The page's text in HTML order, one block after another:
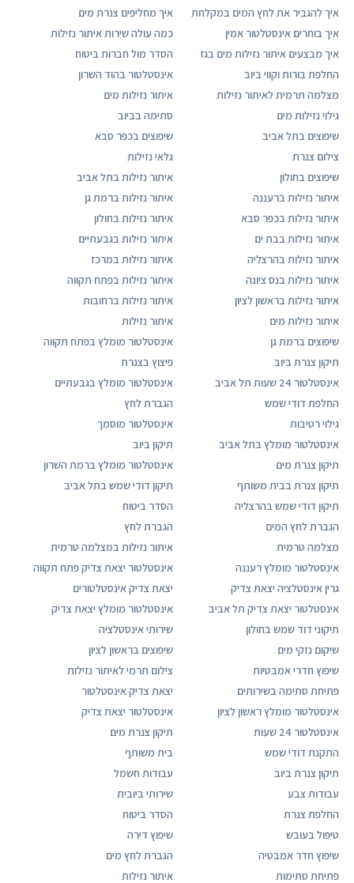
איך להגביר את לחץ המים במקלחת
איך מחליפים צנרת מים
איך בוחרים אינסטלטור אמין
כמה עולה שירות איתור נזילות
איך מבצעים איתור נזילות מים בגז
הסדר מול חברות ביטוח
החלפת בורות וקווי ביוב
אינסטלטור בהוד השרון
מצלמה תרמית לאיתור נזילות
איתור נזילות מים
גילוי נזילות מים
סתימה בביוב
שיפוצים בתל אביב
שיפוצים בכפר סבא
צילום צנרת
גלאי נזילות
שיפוצים בחולון
איתור נזילות בתל אביב
איתור נזילות ברעננה
איתור נזילות ברמת גן
איתור נזילות בכפר סבא
איתור נזילות בחולון
איתור נזילות בבת ים
איתור נזילות בגבעתיים
איתור נזילות בהרצליה
איתור נזילות במרכז
איתור נזילות בנס ציונה
איתור נזילות בפתח תקווה
איתור נזילות בראשון לציון
איתור נזילות ברחובות
איתור נזילות מים
איתור נזילות
שיפוצים ברמת גן
אינסטלטור מומלץ בפתח תקווה
תיקון צנרת ביוב
פיצוץ בצנרת
אינסטלטור 24 שעות תל אביב
אינסטלטור מומלץ בגבעתיים
החלפת דודי שמש
הגברת לחץ
גילוי רטיבות
אינסטלטור מוסמך
אינסטלטור מומלץ בתל אביב
תיקון ביוב
תיקון צנרת מים
אינסטלטור מומלץ ברמת השרון
תיקון צנרת בבית משותף
תיקון דודי שמש בתל אביב
תיקון דודי שמש בהרצליה
הסדר ביטוח
הגברת לחץ המים
הגברת לחץ
מצלמה טרמית
איתור נזילות במצלמה טרמית
אינסטלטור מומלץ רעננה
אינסטלטור יצאת צדיק פתח תקווה
גרין אינסטלציה יצאת צדיק
יצאת צדיק אינסטלטורים
אינסטלטור יצאת צדיק תל אביב
אינסטלטור מומלץ יצאת צדיק
תיקוני דוד שמש בחולון
שירותי אינסטלציה
שיקום נזקי מים
שיפוצים בראשון לציון
שיפוץ חדרי אמבטיות
צילום תרמי לאיתור נזילות
פתיחת סתימה בשירותים
יצאת צדיק אינסטלטור
אינסטלטור מומלץ ראשון לציון
אינסטלטור יצאת צדיק
אינסטלטור 24 שעות
תיקון צנרת מים
התקנת דודי שמש
בית משותף
תיקון צנרת ביוב
עבודות חשמל
עבודות צבע
שירותי ביובית
החלפת צנרת
הסדר ביטוח
טיפול בעובש
שיפוץ דירה
שיפוץ חדר אמבטיה
הגברת לחץ מים
פתיחת סתימות
איתור נזילות